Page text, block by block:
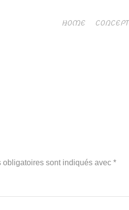
HOME CONCEPT
obligatoires sont indiqués avec *